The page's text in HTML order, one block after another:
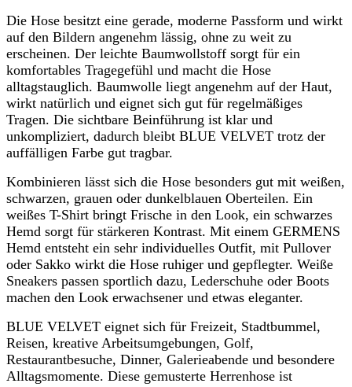
Die Hose besitzt eine gerade, moderne Passform und wirkt
auf den Bildern angenehm lässig, ohne zu weit zu
erscheinen. Der leichte Baumwollstoff sorgt für ein
komfortables Tragegefühl und macht die Hose
alltagstauglich. Baumwolle liegt angenehm auf der Haut,
wirkt natürlich und eignet sich gut für regelmäßiges
Tragen. Die sichtbare Beinführung ist klar und
unkompliziert, dadurch bleibt BLUE VELVET trotz der
auffälligen Farbe gut tragbar.
Kombinieren lässt sich die Hose besonders gut mit weißen,
schwarzen, grauen oder dunkelblauen Oberteilen. Ein
weißes T-Shirt bringt Frische in den Look, ein schwarzes
Hemd sorgt für stärkeren Kontrast. Mit einem GERMENS
Hemd entsteht ein sehr individuelles Outfit, mit Pullover
oder Sakko wirkt die Hose ruhiger und gepflegter. Weiße
Sneakers passen sportlich dazu, Lederschuhe oder Boots
machen den Look erwachsener und etwas eleganter.
BLUE VELVET eignet sich für Freizeit, Stadtbummel,
Reisen, kreative Arbeitsumgebungen, Golf,
Restaurantbesuche, Dinner, Galerieabende und besondere
Alltagsmomente. Diese gemusterte Herrenhose ist